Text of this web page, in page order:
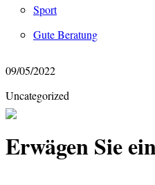
Sport
Gute Beratung
09/05/2022
Uncategorized
Erwägen Sie